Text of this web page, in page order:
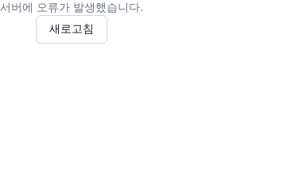
서버에 오류가 발생했습니다.
새로고침